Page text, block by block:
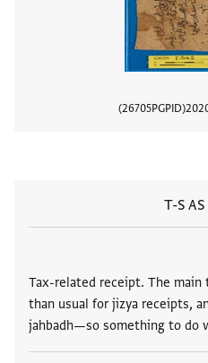
PGPID
26705
T-S AS
Tax-related receipt. The
than usual for jizya receipts,
jahbadh—so something to do